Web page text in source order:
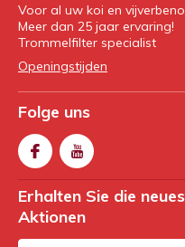
Voor al uw koi en
Meer dan 25 jaar ervaring!
Trommelfilter specialist
Openingstijden
Folge uns
Erhalten Sie die
Aktionen